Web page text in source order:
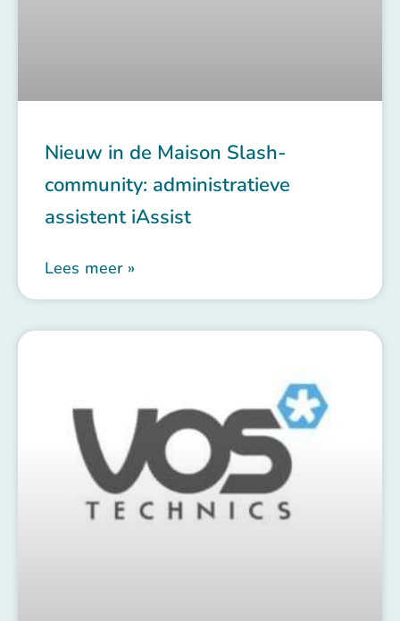
Nieuw in de Maison Slash-
community: administratieve
assistent iAssist
Lees meer »